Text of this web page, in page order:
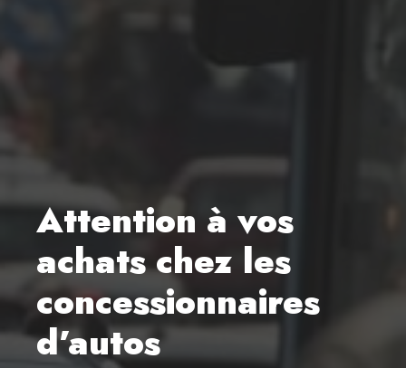
Attention à vos
achats chez les
concessionnaires
d’autos